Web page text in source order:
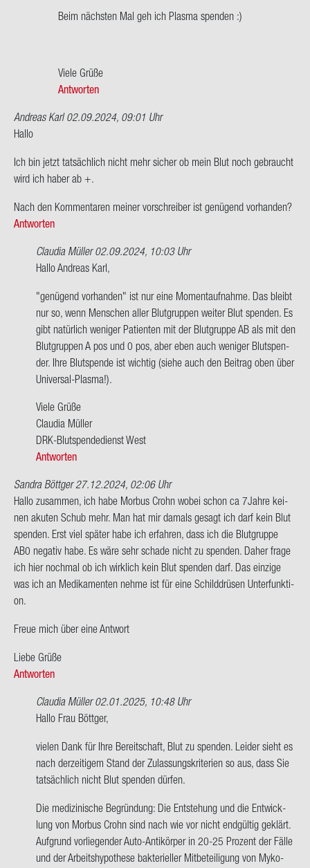
Chris­
macht…
von
dia
ler
Beim nächs­ten Mal geh ich Plas­ma spen­den :)
Viele Grüße
Antworten
Andreas Karl02.09.2024, 09:01 Uhr
Hallo
Ich bin jetzt tat­säch­lich nicht mehr si­cher ob mein Blut noch ge­braucht
wird ich haber ab +.
Nach den Kom­men­ta­ren mei­ner vor­schrei­ber ist ge­nü­gend vor­han­den?
Antworten
Claudia Müller02.09.2024, 10:03 Uhr
Ant­
auf
Hallo
Ich
bin
jetzt…
von
An­
dre­
as
Karl
Hallo An­dre­as Karl,
"ge­nü­gend vor­han­den" ist nur eine Mo­ment­auf­nah­me. Das bleibt
nur so, wenn Men­schen aller Blut­grup­pen wei­ter Blut spen­den. Es
gibt na­tür­lich we­ni­ger Pa­ti­en­ten mit der Blut­grup­pe AB als mit den
Blut­grup­pen A pos und 0 pos, aber eben auch we­ni­ger Blut­spen­
der. Ihre Blut­spen­de ist wich­tig (siehe auch den Bei­trag oben über
Universal-​Plasma!).
Viele Grüße
Clau­dia Mül­ler
DRK-​Blutspendedienst West
Antworten
Sandra Böttger27.12.2024, 02:06 Uhr
Hallo zu­sam­men, ich habe Mor­bus Crohn wobei schon ca 7Jahre kei­
nen aku­ten Schub mehr. Man hat mir da­mals ge­sagt ich darf kein Blut
spen­den. Erst viel spä­ter habe ich er­fah­ren, dass ich die Blut­grup­pe
AB0 ne­ga­tiv habe. Es wäre sehr scha­de nicht zu spen­den. Daher frage
ich hier noch­mal ob ich wirk­lich kein Blut spen­den darf. Das ein­zi­ge
was ich an Me­di­ka­men­ten nehme ist für eine Schild­drü­sen Un­ter­funk­ti­
on.
Freue mich über eine Ant­wort
Liebe Grüße
Antworten
Claudia Müller02.01.2025, 10:48 Uhr
Ant­
auf
Hallo
zu­
sam­
men,
ich
habe…
Hallo Frau Bött­ger,
vie­len Dank für Ihre Be­reit­schaft, Blut zu spen­den. Lei­der sieht es
nach der­zei­ti­gem Stand der Zu­las­sungs­kri­te­ri­en so aus, dass Sie
tat­säch­lich nicht Blut spen­den dür­fen.
Die me­di­zi­ni­sche Be­grün­dung: Die Ent­ste­hung und die Ent­wick­
lung von Mor­bus Crohn sind nach wie vor nicht end­gül­tig ge­klärt.
Auf­grund vor­lie­gen­der Auto-​Antikörper in 20-25 Pro­zent der Fälle
und der Ar­beits­hy­po­the­se bak­te­ri­el­ler Mit­be­tei­li­gung von My­ko­